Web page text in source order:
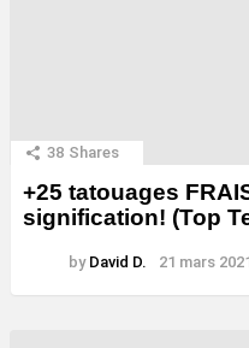
38 Shares
+25 tatouages
signification! (Top
by David D. 21 mars